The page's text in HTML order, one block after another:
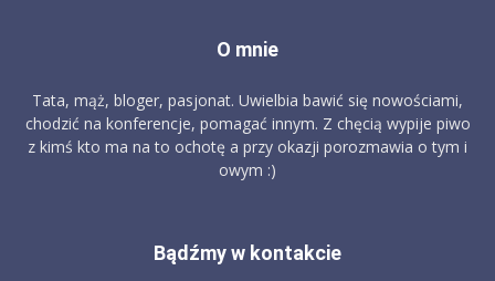
O mnie
Tata, mąż, bloger, pasjonat. Uwielbia bawić się nowościami,
chodzić na konferencje, pomagać innym. Z chęcią wypije piwo
z kimś kto ma na to ochotę a przy okazji porozmawia o tym i
owym :)
Bądźmy w kontakcie